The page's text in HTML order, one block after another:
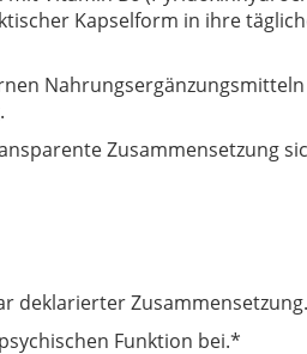
Kapselform in ihre
Zusammensetzung
deklarierter Zusammensetzung.
Funktion bei.*